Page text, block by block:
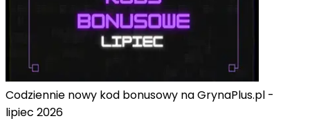
Codziennie nowy kod bonusowy na GrynaPlus.pl -
lipiec 2026